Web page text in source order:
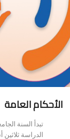
الأحكام العامة
تبدأ السنة
الدراسة